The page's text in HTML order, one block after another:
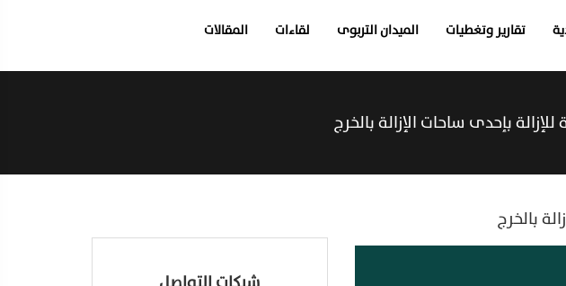
تقارير وتغطيات الميدان التربوى لقاءات المقالات
بإحدى ساحات الإزالة بالخرج
بالخرج